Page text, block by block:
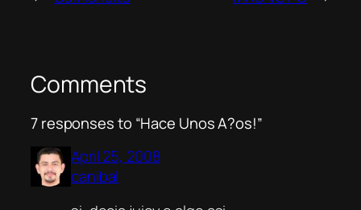
Comments
7 responses to “Hace Unos A?os!”
April 25, 2008
canibal